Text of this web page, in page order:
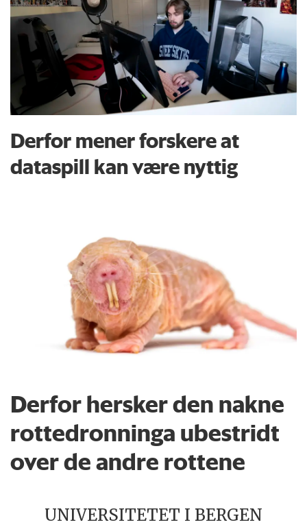
Derfor mener forskere at
dataspill kan være nyttig
Derfor hersker den nakne
rottedronninga ubestridt
over de andre rottene
UNIVERSITETET I BERGEN